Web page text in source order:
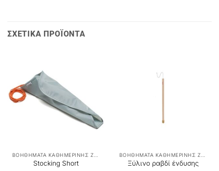
ΣΧΕΤΙΚΑ ΠΡΟΪΟΝΤΑ
Stocking Short Ξύλινο ραβδί ένδυσης